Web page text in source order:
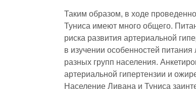
Таким образом, в ходе
Туниса имеют много общего.
риска развития артериальной
в изучении особенностей
разных групп населения.
артериальной гипертензии и
Население Ливана и Туниса